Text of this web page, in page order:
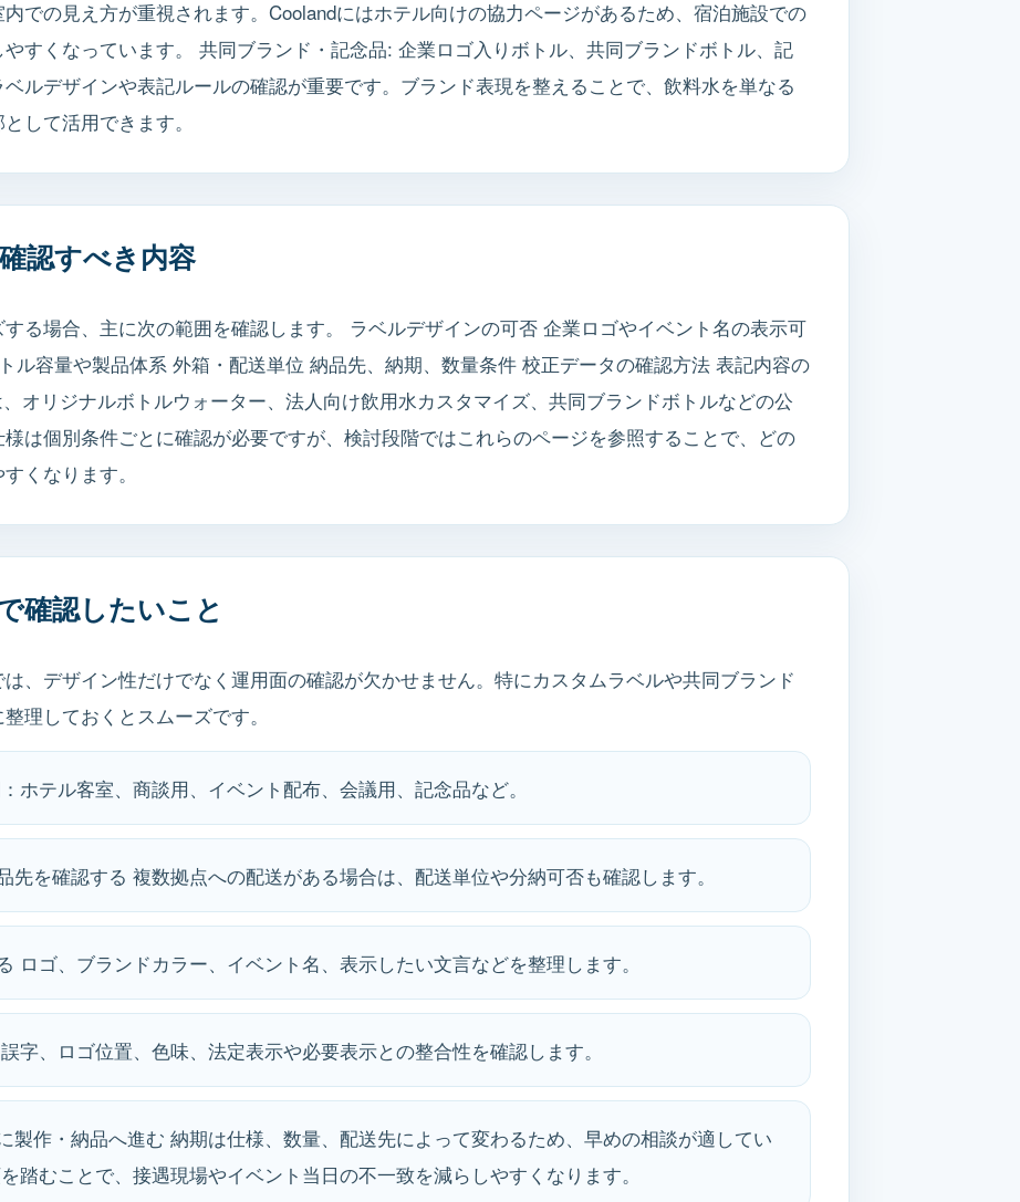
での見え方が重視されます。Coolandにはホテル向けの協力ページがあるため、宿泊施設での
すくなっています。 共同ブランド・記念品: 企業ロゴ入りボトル、共同ブランドボトル、記
ルデザインや表記ルールの確認が重要です。ブランド表現を整えることで、飲料水を単なる
して活用できます。
認すべき内容
る場合、主に次の範囲を確認します。 ラベルデザインの可否 企業ロゴやイベント名の表示可
ル容量や製品体系 外箱・配送単位 納品先、納期、数量条件 校正データの確認方法 表記内容の
オリジナルボトルウォーター、法人向け飲用水カスタマイズ、共同ブランドボトルなどの公
は個別条件ごとに確認が必要ですが、検討段階ではこれらのページを参照することで、どの
くなります。
確認したいこと
、デザイン性だけでなく運用面の確認が欠かせません。特にカスタムラベルや共同ブランド
理しておくとスムーズです。
ホテル客室、商談用、イベント配布、会議用、記念品など。
先を確認する 複数拠点への配送がある場合は、配送単位や分納可否も確認します。
ロゴ、ブランドカラー、イベント名、表示したい文言などを整理します。
字、ロゴ位置、色味、法定表示や必要表示との整合性を確認します。
製作・納品へ進む 納期は仕様、数量、配送先によって変わるため、早めの相談が適してい
踏むことで、接遇現場やイベント当日の不一致を減らしやすくなります。